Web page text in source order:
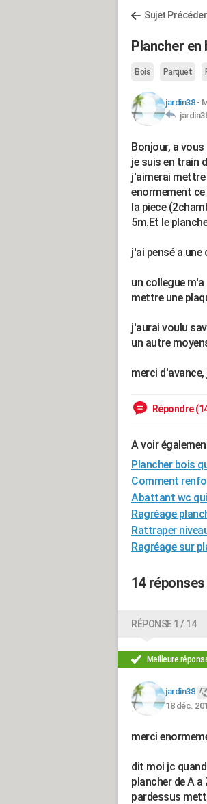
Sujet
Plancher en
Bois Parquet
jardin38-
Bonjour, a
je suis en train
j'aimerai
enormement
la piece
5m.Et le
j'ai pensé a une
un collegue
mettre une
j'aurai voulu
un autre
merci
Répondre
A voir
Plancher bois
Comment
Abattant wc
Ragréage
Rattraper
Ragréage sur
14 réponses
RÉPONSE 1 / 14
Meilleure
jardin38
18 déc.
merci
dit moi jc
plancher de A
pardessus